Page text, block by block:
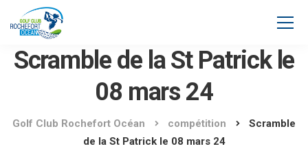
Scramble de la St Patrick le
08 mars 24
Golf Club Rochefort Océan compétition
Scramble
de la St Patrick le 08 mars 24